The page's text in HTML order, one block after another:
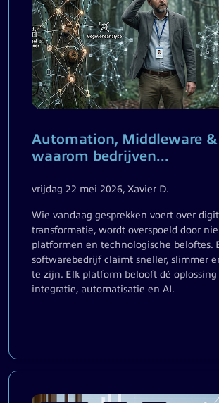
Automation, Middleware &
waarom bedrijven...
vrijdag 22 mei 2026, Xavier D.
Wie vandaag gesprekken voert over
transformatie, wordt overspoeld door
platformen en technologische beloftes.
softwarebedrijf claimt sneller, slimmer
te zijn. Elk platform belooft dé
integratie, automatisatie en AI.